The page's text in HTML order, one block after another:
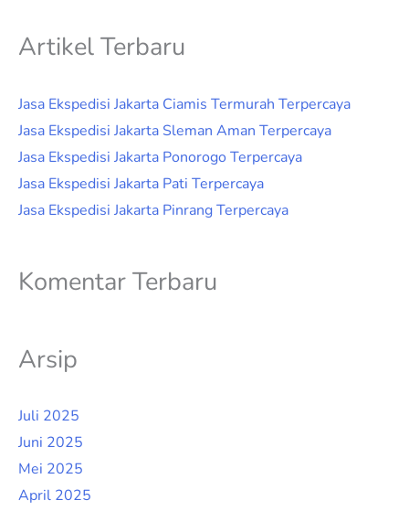
Artikel Terbaru
Jasa Ekspedisi Jakarta Ciamis Termurah Terpercaya
Jasa Ekspedisi Jakarta Sleman Aman Terpercaya
Jasa Ekspedisi Jakarta Ponorogo Terpercaya
Jasa Ekspedisi Jakarta Pati Terpercaya
Jasa Ekspedisi Jakarta Pinrang Terpercaya
Komentar Terbaru
Arsip
Juli 2025
Juni 2025
Mei 2025
April 2025